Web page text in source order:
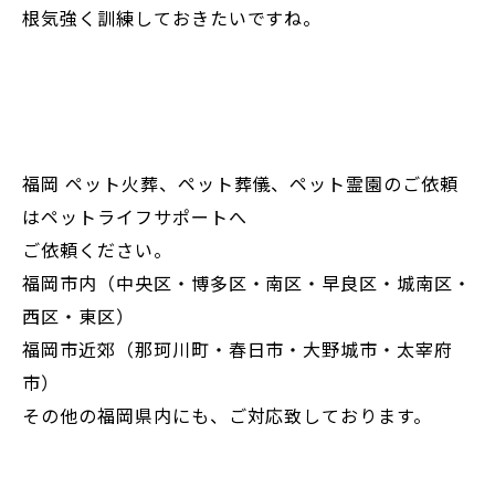
根気強く訓練しておきたいですね。
福岡 ペット火葬、ペット葬儀、ペット霊園のご依頼
はペットライフサポートへ
ご依頼ください。
福岡市内（中央区・博多区・南区・早良区・城南区・
西区・東区）
福岡市近郊（那珂川町・春日市・大野城市・太宰府
市）
その他の福岡県内にも、ご対応致しております。